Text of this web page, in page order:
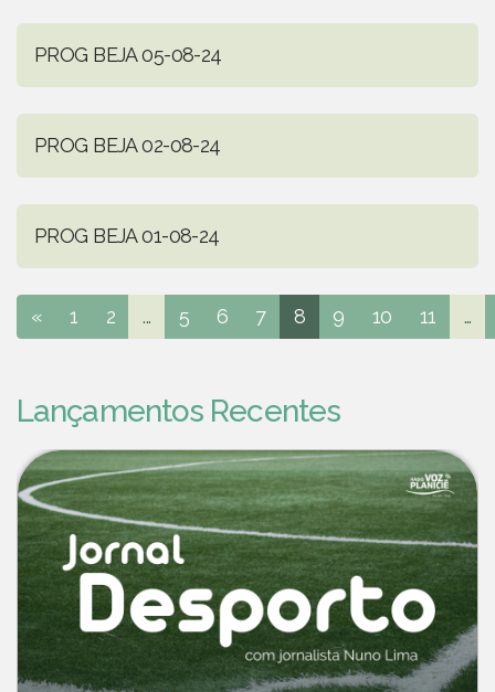
PROG BEJA 05-08-24
PROG BEJA 02-08-24
PROG BEJA 01-08-24
« 1 2 ... 5 6 7 8 9 10 11 ...
Lançamentos Recentes